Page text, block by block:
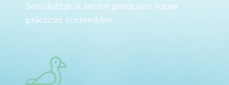
Sensibilizar al sector pesquero sobre
prácticas sostenibles.